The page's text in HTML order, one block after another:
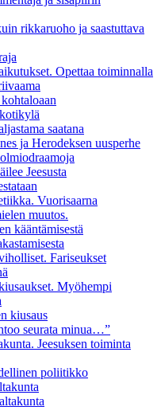
rikkaruoho ja saastuttava
Opettaa toiminnalla
saatana
ja Herodeksen uusperhe
Jeesusta
Vuorisaarna
muutos.
kääntämisestä
Fariseukset
Myöhempi
kiusaus
seurata minua…”
Jeesuksen toiminta
poliitikko